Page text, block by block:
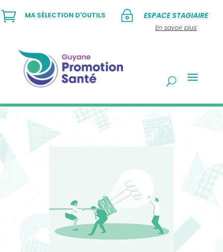
~ ESPACE STAGIAIRE
En savoir plus
 MA SÉLECTION D'OUTILS